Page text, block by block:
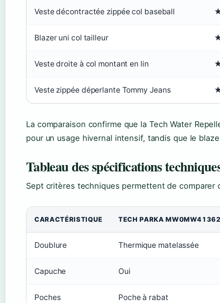
Veste décontractée zippée col baseball
Blazer uni col tailleur
Veste droite à col montant en lin
Veste zippée déperlante Tommy Jeans
La comparaison confirme que la Tech Water
pour un usage hivernal intensif, tandis que le
Tableau des spécifications
Sept critères techniques permettent de comparer
CARACTÉRISTIQUE TECH PARKA
Doublure Thermique matelassée
Capuche Oui
Poches Poche à rabat